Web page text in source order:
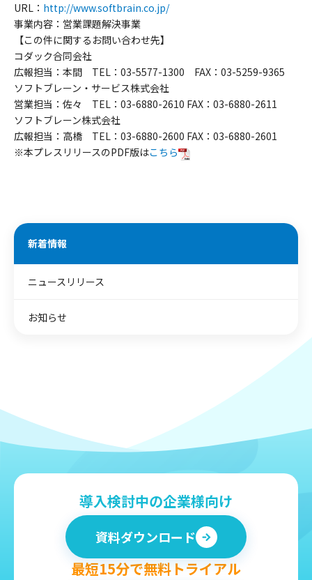
URL： http://www.softbrain.co.jp/
事業内容：営業課題解決事業
【この件に関するお問い合わせ先】
コダック合同会社
広報担当：本間 TEL：03-5577-1300 FAX：03-5259-9365
ソフトブレーン・サービス株式会社
営業担当：佐々 TEL：03-6880-2610 FAX：03-6880-2611
ソフトブレーン株式会社
広報担当：高橋 TEL：03-6880-2600 FAX：03-6880-2601
※本プレスリリースのPDF版はこちら
新着情報
ニュースリリース
お知らせ
導入検討中の企業様向け
資料ダウンロード
最短15分で無料トライアル